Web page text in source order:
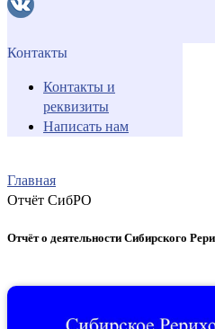
Контакты
Контакты и
реквизиты
Написать нам
Главная
Отчёт СибРО
Отчёт о деятельности Сибирского